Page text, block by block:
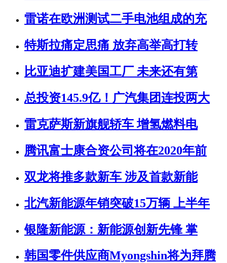
雷诺在欧洲测试二手电池组成的充
特斯拉痛定思痛 放弃高举高打转
比亚迪扩建美国工厂 未来还有第
总投资145.9亿！广汽集团连投两大
雷克萨斯新旗舰轿车 增氢燃料电
腾讯富士康合资公司将在2020年前
双龙将推多款新车 涉及首款新能
北汽新能源年销突破15万辆 上半年
银隆新能源：新能源创新先锋 掌
韩国零件供应商Myongshin将为拜腾